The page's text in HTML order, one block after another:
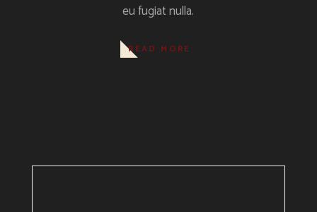
eu fugiat nulla.
READ MORE